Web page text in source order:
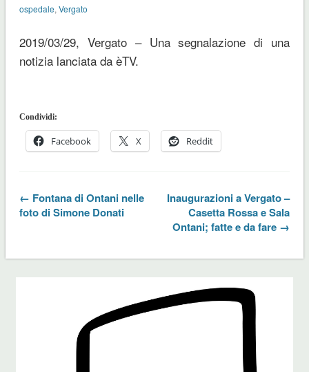
ospedale, Vergato
2019/03/29, Vergato – Una segnalazione di una
notizia lanciata da èTV.
Condividi:
Facebook X Reddit
← Fontana di Ontani nelle
foto di Simone Donati
Inaugurazioni a Vergato –
Casetta Rossa e Sala
Ontani; fatte e da fare →